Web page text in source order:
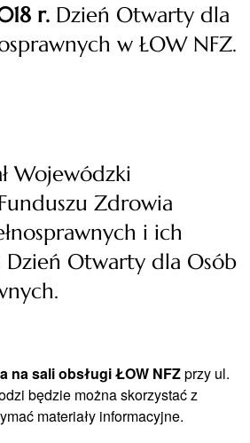
r. Dzień Otwarty dla
w ŁOW NFZ.
Wojewódzki
Zdrowia
i ich
Otwarty dla Osób
na sali obsługi ŁOW NFZprzy ul.
będzie można skorzystać z
materiały informacyjne.